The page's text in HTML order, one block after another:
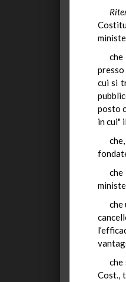
presso
cui si
posto
in cui"
che
che
Cost.,